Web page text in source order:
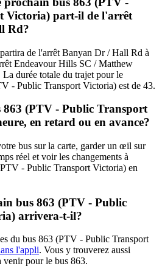
Victoria) part-il de l'arrêt
Rd?
de l'arrêt Banyan Dr / Hall Rd à
Endeavour Hills SC / Matthew
durée totale du trajet pour le
- Public Transport Victoria) est de 43.
863 (PTV - Public Transport
en retard ou en avance?
bus sur la carte, garder un œil sur
réel et voir les changements à
- Public Transport Victoria) en
bus 863 (PTV - Public
arrivera-t-il?
du bus 863 (PTV - Public Transport
l'appli. Vous y trouverez aussi
venir pour le bus 863.